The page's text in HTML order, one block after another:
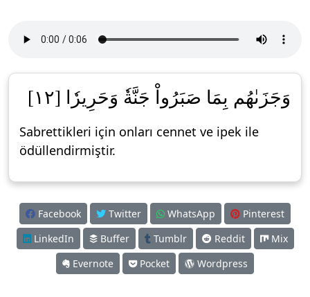
وَجَزَىٰهُم بِمَا صَبَرُواْ جَنَّةٗ وَحَرِيرٗا [١٢]
Sabrettikleri için onları cennet ve ipek ile
ödüllendirmiştir.
Facebook Twitter WhatsApp
Pinterest
LinkedIn
Buffer Tumblr Reddit
Mix
Evernote
Pocket Wordpress